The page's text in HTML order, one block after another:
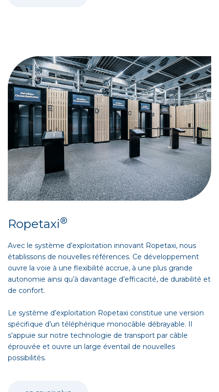
Ropetaxi®
Avec le système d’exploitation innovant Ropetaxi, nous
établissons de nouvelles références. Ce développement
ouvre la voie à une flexibilité accrue, à une plus grande
autonomie ainsi qu’à davantage d’efficacité, de durabilité et
de confort.
Le système d’exploitation Ropetaxi constitue une version
spécifique d’un téléphérique monocâble débrayable. Il
s’appuie sur notre technologie de transport par câble
éprouvée et ouvre un large éventail de nouvelles
possibilités.